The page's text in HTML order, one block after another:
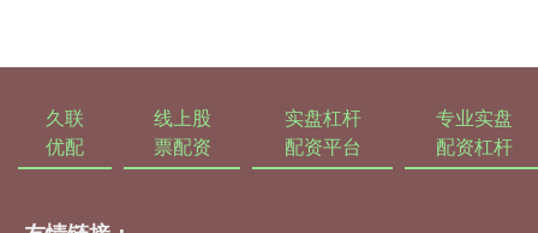
久联
优配
线上股
票配资
实盘杠杆
配资平台
专业实盘
配资杠杆